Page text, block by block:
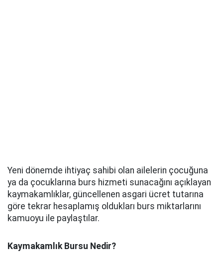
Yeni dönemde ihtiyaç sahibi olan ailelerin çocuğuna
ya da çocuklarına burs hizmeti sunacağını açıklayan
kaymakamlıklar, güncellenen asgari ücret tutarına
göre tekrar hesaplamış oldukları burs miktarlarını
kamuoyu ile paylaştılar.
Kaymakamlık Bursu Nedir?